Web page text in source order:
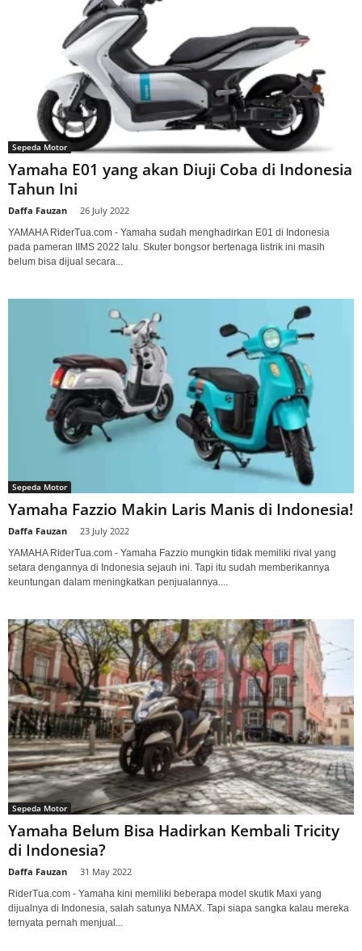
Sepeda Motor
Yamaha E01 yang akan Diuji Coba di Indonesia
Tahun Ini
Daffa Fauzan 26 July 2022
YAMAHA RiderTua.com - Yamaha sudah menghadirkan E01 di Indonesia
pada pameran IIMS 2022 lalu. Skuter bongsor bertenaga listrik ini masih
belum bisa dijual secara...
Sepeda Motor
Yamaha Fazzio Makin Laris Manis di Indonesia!
Daffa Fauzan 23 July 2022
YAMAHA RiderTua.com - Yamaha Fazzio mungkin tidak memiliki rival yang
setara dengannya di Indonesia sejauh ini. Tapi itu sudah memberikannya
keuntungan dalam meningkatkan penjualannya....
Sepeda Motor
Yamaha Belum Bisa Hadirkan Kembali Tricity
di Indonesia?
Daffa Fauzan 31 May 2022
RiderTua.com - Yamaha kini memiliki beberapa model skutik Maxi yang
dijualnya di Indonesia, salah satunya NMAX. Tapi siapa sangka kalau mereka
ternyata pernah menjual...